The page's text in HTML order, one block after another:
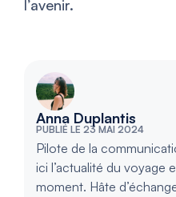
l’avenir.
Anna Duplantis
PUBLIÉ LE 23 MAI 2024
Pilote de la
ici l’actualité du voyage
moment. Hâte